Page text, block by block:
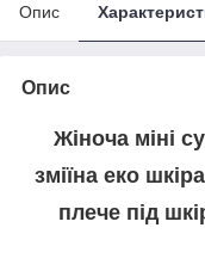
Опис
Опис
Жіноча міні
зміїна еко
плече під